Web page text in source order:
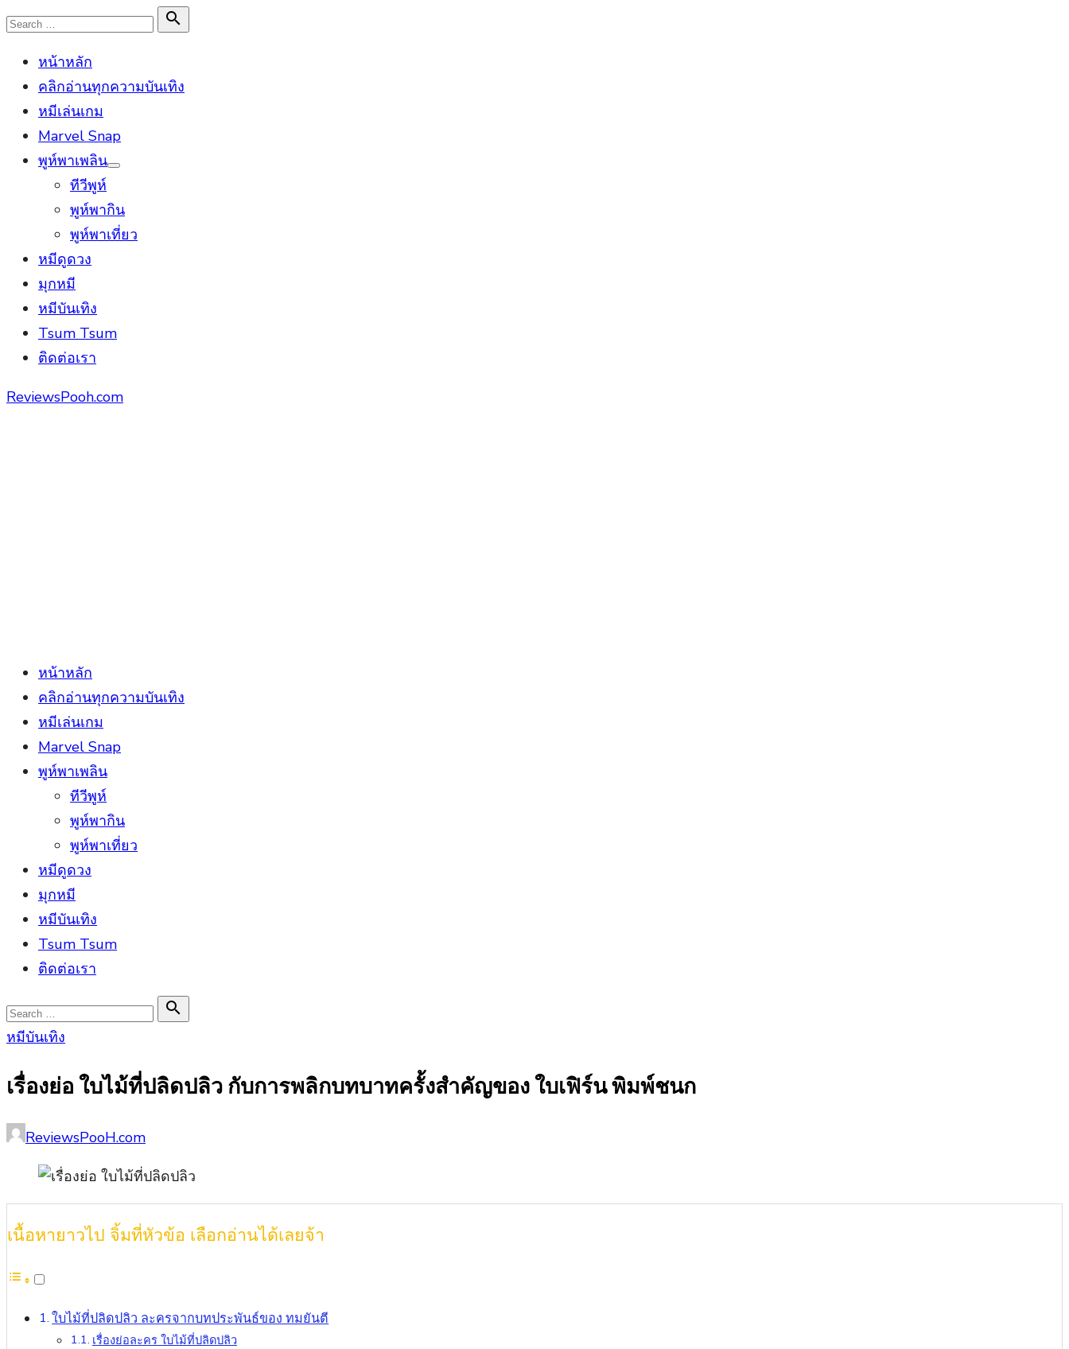
Skip
content
Search

Search
หน้าหลัก
คลิกอ่านทุกความบันเทิง
หมีเล่นเกม
Marvel Snap
พูห์พาเพลิน
Show
ทีวีพูห์
พูห์พากิน
พูห์พาเที่ยว
หมีดูดวง
มุกหมี
หมีบันเทิง
Tsum Tsum
ติดต่อเรา
ReviewsPooh.com
หน้าหลัก
คลิกอ่านทุกความบันเทิง
หมีเล่นเกม
Marvel Snap
พูห์พาเพลิน
ทีวีพูห์
พูห์พากิน
พูห์พาเที่ยว
หมีดูดวง
มุกหมี
หมีบันเทิง
Tsum Tsum
ติดต่อเรา
Search
for:

Search
หมีบันเทิง
เรื่องย่อ ใบไม้ที่ปลิดปลิว กับการพลิกบทบาทครั้งสำคัญของ ใบเฟิร์น พิมพ์ชนก
Posted
Author
ReviewsPooH.com
เนื้อหายาวไป จิ้มที่หัวข้อ เลือกอ่านได้เลยจ้า
ใบไม้ที่ปลิดปลิว ละครจากบทประพันธ์ของ ทมยันตี
เรื่องย่อละคร ใบไม้ที่ปลิดปลิว